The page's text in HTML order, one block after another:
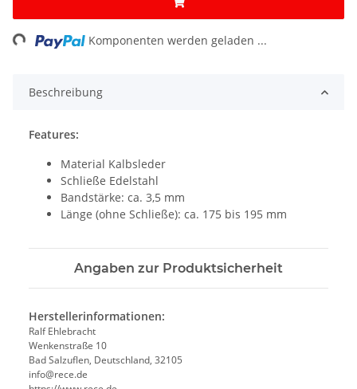
Komponenten werden geladen ...
Beschreibung
Features:
Material Kalbsleder
Schließe Edelstahl
Bandstärke: ca. 3,5 mm
Länge (ohne Schließe): ca. 175 bis 195 mm
Angaben zur Produktsicherheit
Herstellerinformationen:
Ralf Ehlebracht
Wenkenstraße 10
Bad Salzuflen, Deutschland, 32105
info@rece.de